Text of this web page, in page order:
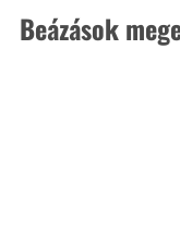
Beázások